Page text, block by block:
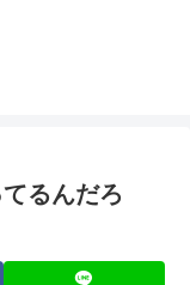
るんだろ